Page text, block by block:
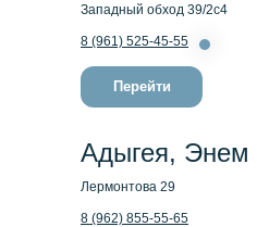
Адыгея, Энем
Лермонтова 29
8 (962) 855-55-65
Перейти
Западный обход 39/2с4
8 (961) 525-45-55